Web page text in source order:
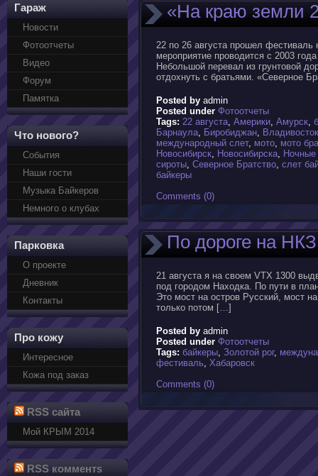
Гараж
Новости
Фотоотчеты
Видео
Форум
Памятка
Что нового?
События
Наши гости
Музыка Байкеров
Немного о клубах
Парковка
О проекте
Дневник
Контакты
Про кожу
Интересное
Кожа под заказ
RSS сайта
Мой КРЫМ 2014
RSS комментs
«На краю земли
22 по 26 августа прошел фестиваль
мероприятие проводится с 2003
Небольшой перевал из грунтовой
отдохнуть с братьями. «Северное
Posted by admin
Posted under Фотоотчеты
Tags: 22 августа, Америки, Амурск,
Барнаула, Биробиджан, Владивосток
международный слет, мото, мото
Новосибирск, Новосибирска,
сироты, Северное Братство, слет
байкеры
Comments (0)
По дороге на НКЗ
21 августа я на своем VTX 1300
под городом Находка. По пути в
Это мост на остров Русский, мост
только потом […]
Posted by admin
Posted under Фотоотчеты
Tags: байкеры, Золотой рог,
фестиваль, Хабаровск
Comments (0)